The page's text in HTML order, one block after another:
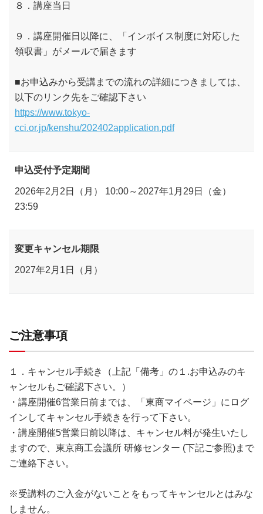
８．講座当日
９．講座開催日以降に、「インボイス制度に対応した
領収書」がメールで届きます
■お申込みから受講までの流れの詳細につきましては、
以下のリンク先をご確認下さい
https://www.tokyo-
cci.or.jp/kenshu/202402application.pdf
申込受付予定期間
2026年2月2日（月） 10:00～2027年1月29日（金）
23:59
変更キャンセル期限
2027年2月1日（月）
ご注意事項
１．キャンセル手続き（上記「備考」の１.お申込みのキ
ャンセルもご確認下さい。）
・講座開催6営業日前までは、「東商マイページ」にログ
インしてキャンセル手続きを行って下さい。
・講座開催5営業日前以降は、キャンセル料が発生いたし
ますので、東京商工会議所 研修センター (下記ご参照)まで
ご連絡下さい。
※受講料のご入金がないことをもってキャンセルとはみな
しません。